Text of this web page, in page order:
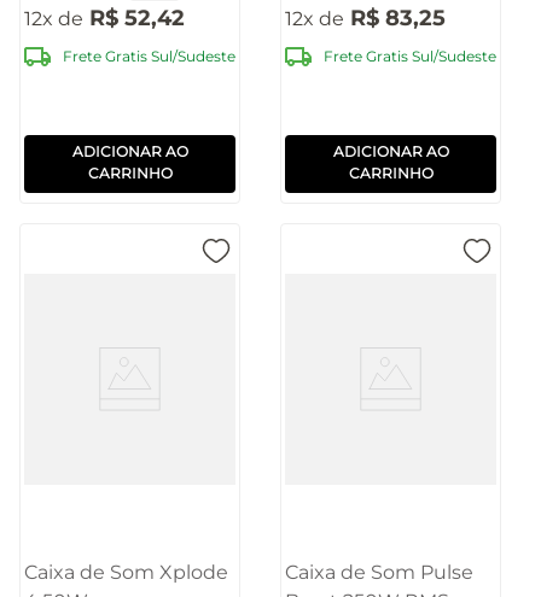
12 R$ 52,42
Frete Gratis Sul/Sudeste
ADICIONAR AO
CARRINHO
12
R$ 83,25
Frete Gratis Sul/Sudeste
ADICIONAR AO
CARRINHO
Caixa de Som Xplode
Caixa de Som Pulse